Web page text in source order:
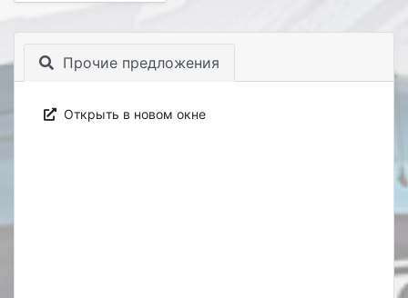
Прочие предложения
Открыть в новом окне